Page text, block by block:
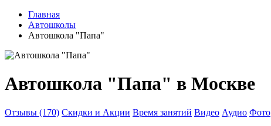
Главная
Автошколы
Автошкола "Папа"
Автошкола "Папа" в Москве
Отзывы (170) Скидки и Акции Время занятий Видео Аудио Фото